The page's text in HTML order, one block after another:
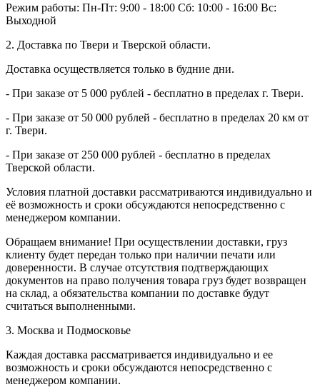
Режим работы: Пн-Пт: 9:00 - 18:00 Сб: 10:00 - 16:00 Вс:
Выходной
2. Доставка по Твери и Тверской области.
Доставка осуществляется только в будние дни.
- При заказе от 5 000 рублей - бесплатно в пределах г. Твери.
- При заказе от 50 000 рублей - бесплатно в пределах 20 км от
г. Твери.
- При заказе от 250 000 рублей - бесплатно в пределах
Тверской области.
Условия платной доставки рассматриваются индивидуально и
её возможность и сроки обсуждаются непосредственно с
менеджером компании.
Обращаем внимание! При осуществлении доставки, груз
клиенту будет передан только при наличии печати или
доверенности. В случае отсутствия подтверждающих
документов на право получения товара груз будет возвращен
на склад, а обязательства компании по доставке будут
считаться выполненными.
3. Москва и Подмосковье
Каждая доставка рассматривается индивидуально и ее
возможность и сроки обсуждаются непосредственно с
менеджером компании.